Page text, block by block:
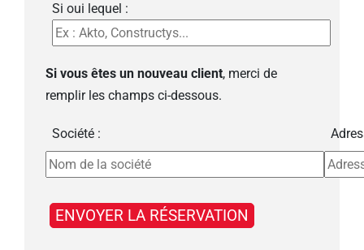
Si oui lequel :
Si vous êtes un nouveau client, merci de
remplir les champs ci-dessous.
Société :